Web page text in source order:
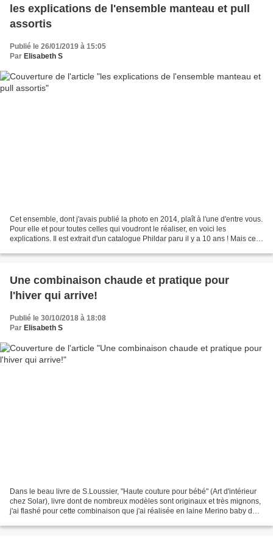
les explications de l'ensemble manteau et pull
assortis
Publié le 26/01/2019 à 15:05
Par Elisabeth S
Cet ensemble, dont j'avais publié la photo en 2014, plaît à l'une d'entre vous.
Pour elle et pour toutes celles qui voudront le réaliser, en voici les
explications. Il est extrait d'un catalogue Phildar paru il y a 10 ans ! Mais ces
Une combinaison chaude et pratique pour
l'hiver qui arrive!
Publié le 30/10/2018 à 18:08
Par Elisabeth S
Dans le beau livre de S.Loussier, "Haute couture pour bébé" (Art d'intérieur
chez Solar), livre dont de nombreux modèles sont originaux et très mignons,
j'ai flashé pour cette combinaison que j'ai réalisée en laine Merino baby de